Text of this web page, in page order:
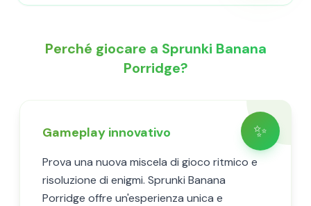
Perché giocare a Sprunki Banana
Porridge?
✨
Gameplay innovativo
Prova una nuova miscela di gioco ritmico e
risoluzione di enigmi. Sprunki Banana
Porridge offre un'esperienza unica e